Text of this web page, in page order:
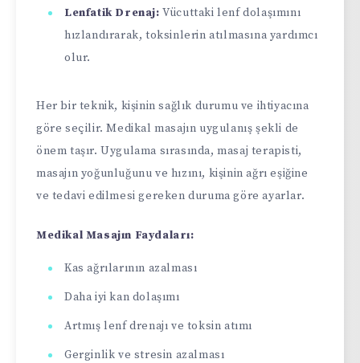
Lenfatik Drenaj: Vücuttaki lenf dolaşımını
hızlandırarak, toksinlerin atılmasına yardımcı
olur.
Her bir teknik, kişinin sağlık durumu ve ihtiyacına
göre seçilir. Medikal masajın uygulanış şekli de
önem taşır. Uygulama sırasında, masaj terapisti,
masajın yoğunluğunu ve hızını, kişinin ağrı eşiğine
ve tedavi edilmesi gereken duruma göre ayarlar.
Medikal Masajın Faydaları:
Kas ağrılarının azalması
Daha iyi kan dolaşımı
Artmış lenf drenajı ve toksin atımı
Gerginlik ve stresin azalması